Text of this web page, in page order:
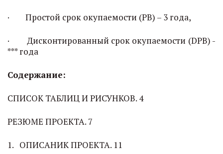
· Простой срок окупаемости (PB) – 3 года,
· Дисконтированный срок окупаемости (DPB) -
*** года
Содержание:
СПИСОК ТАБЛИЦ И РИСУНКОВ. 4
РЕЗЮМЕ ПРОЕКТА. 7
1. ОПИСАНИК ПРОЕКТА. 11